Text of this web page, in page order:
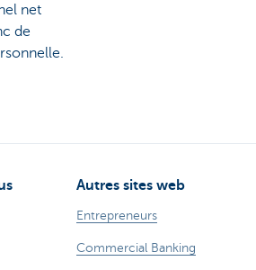
net
de
Autres sites web
Entrepreneurs
Commercial Banking